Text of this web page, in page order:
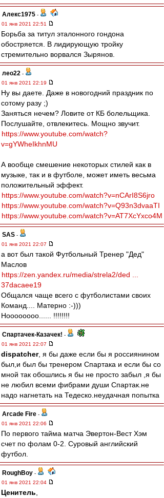
Алекс1975 -
01 янв 2021 22:51
Борьба за титул эталонного гондона
обостряется. В лидирующую тройку
стремительно ворвался Зырянов.
лео22 -
01 янв 2021 22:19
Ну вы даете. Даже в новогодний праздник по
сотому разу ;)
Заняться нечем? Ловите от КБ болельщика.
Послушайте, отвлекитесь. Мощно звучит.
https://www.youtube.com/watch?
v=gYWheIkhnMU
А вообще смешение некоторых стилей как в
музыке, так и в футболе, может иметь весьма
положительный эффект.
https://www.youtube.com/watch?v=nCArI8S6jro
https://www.youtube.com/watch?v=Q93n3dvaaTI
https://www.youtube.com/watch?v=AT7XcYxco4M
SAS -
01 янв 2021 22:07
а вот был такой Футбольный Тренер "Дед"
Маслов
https://zen.yandex.ru/media/strela2/ded ...
37dacaee19
Общался чаще всего с футболистами своих
Команд.... Матерно :-)))
Ноооооооо...... !!!!!!!!
Спартачек-Казачек! -
01 янв 2021 22:07
dispatcher, я бы даже если бы я россиянином
был,и был бы тренером Спартака и если бы со
мной так обошлись я бы не просто забыл ,я бы
не любил всеми фибрами души Спартак.не
надо нагнетать на Тедеско.неудачная попытка
Arcade Fire -
01 янв 2021 22:06
По первого тайма матча Эвертон-Вест Хэм
счет по фолам 0-2. Суровый английский
футбол.
RoughBoy -
01 янв 2021 22:04
Ценитель